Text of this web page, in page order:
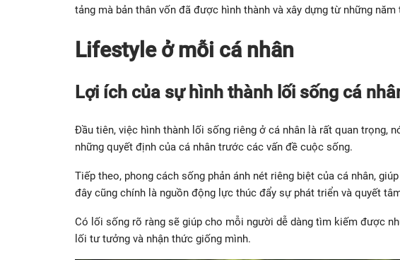
tảng mà bản thân vốn đã được hình thành và xây dựng từ những năm
Lifestyle ở mỗi cá nhân
Lợi ích của sự hình thành lối sống cá
Đầu tiên, việc hình thành lối sống riêng ở cá nhân là rất quan trọng,
những quyết định của cá nhân trước các vấn đề cuộc sống.
Tiếp theo, phong cách sống phản ánh nét riêng biệt của cá nhân,
đây cũng chính là nguồn động lực thúc đẩy sự phát triển và quyết
Có lối sống rõ ràng sẽ giúp cho mỗi người dễ dàng tìm kiếm được
lối tư tưởng và nhận thức giống mình.